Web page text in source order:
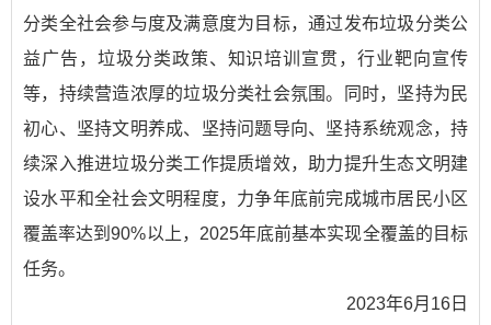
分类全社会参与度及满意度为目标，通过发布垃圾分类公
益广告，垃圾分类政策、知识培训宣贯，行业靶向宣传
等，持续营造浓厚的垃圾分类社会氛围。同时，坚持为民
初心、坚持文明养成、坚持问题导向、坚持系统观念，持
续深入推进垃圾分类工作提质增效，助力提升生态文明建
设水平和全社会文明程度，力争年底前完成城市居民小区
覆盖率达到90%以上，2025年底前基本实现全覆盖的目标
任务。
2023年6月16日